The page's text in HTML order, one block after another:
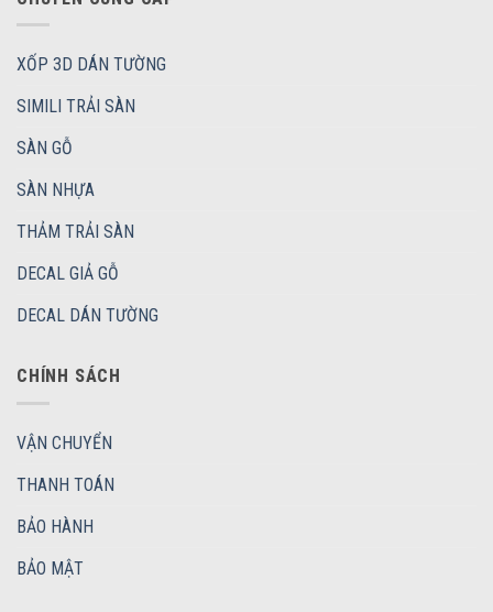
XỐP 3D DÁN TƯỜNG
SIMILI TRẢI SÀN
SÀN GỖ
SÀN NHỰA
THẢM TRẢI SÀN
DECAL GIẢ GỖ
DECAL DÁN TƯỜNG
CHÍNH SÁCH
VẬN CHUYỂN
THANH TOÁN
BẢO HÀNH
BẢO MẬT